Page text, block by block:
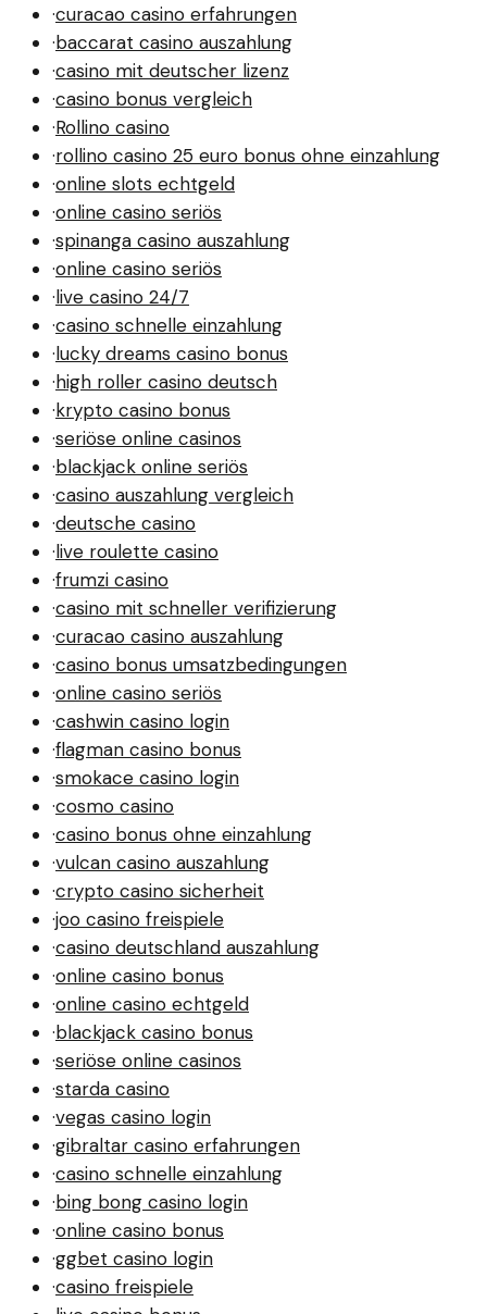
·curacao casino erfahrungen
·baccarat casino auszahlung
·casino mit deutscher lizenz
·casino bonus vergleich
·Rollino casino
·rollino casino 25 euro bonus ohne einzahlung
·online slots echtgeld
·online casino seriös
·spinanga casino auszahlung
·online casino seriös
·live casino 24/7
·casino schnelle einzahlung
·lucky dreams casino bonus
·high roller casino deutsch
·krypto casino bonus
·seriöse online casinos
·blackjack online seriös
·casino auszahlung vergleich
·deutsche casino
·live roulette casino
·frumzi casino
·casino mit schneller verifizierung
·curacao casino auszahlung
·casino bonus umsatzbedingungen
·online casino seriös
·cashwin casino login
·flagman casino bonus
·smokace casino login
·cosmo casino
·casino bonus ohne einzahlung
·vulcan casino auszahlung
·crypto casino sicherheit
·joo casino freispiele
·casino deutschland auszahlung
·online casino bonus
·online casino echtgeld
·blackjack casino bonus
·seriöse online casinos
·starda casino
·vegas casino login
·gibraltar casino erfahrungen
·casino schnelle einzahlung
·bing bong casino login
·online casino bonus
·ggbet casino login
·casino freispiele